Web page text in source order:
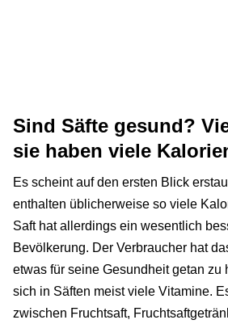
Sind Säfte gesund?
sie haben viele
Es scheint auf den ersten Blick
enthalten üblicherweise so viele
Saft hat allerdings ein wesentlich
Bevölkerung. Der Verbraucher hat
etwas für seine Gesundheit getan zu
sich in Säften meist viele Vitamine.
zwischen Fruchtsaft,